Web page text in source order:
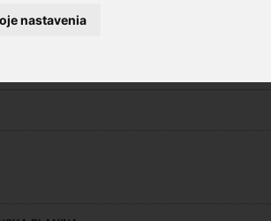
nastavenia